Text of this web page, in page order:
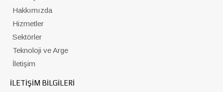
Hakkımızda
Hizmetler
Sektörler
Teknoloji ve Arge
İletişim
İLETİŞİM BİLGİLERİ